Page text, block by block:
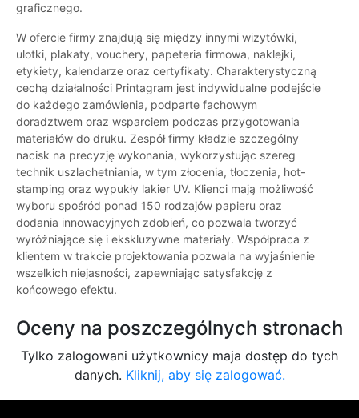
graficznego.
W ofercie firmy znajdują się między innymi wizytówki,
ulotki, plakaty, vouchery, papeteria firmowa, naklejki,
etykiety, kalendarze oraz certyfikaty. Charakterystyczną
cechą działalności Printagram jest indywidualne podejście
do każdego zamówienia, podparte fachowym
doradztwem oraz wsparciem podczas przygotowania
materiałów do druku. Zespół firmy kładzie szczególny
nacisk na precyzję wykonania, wykorzystując szereg
technik uszlachetniania, w tym złocenia, tłoczenia, hot-
stamping oraz wypukły lakier UV. Klienci mają możliwość
wyboru spośród ponad 150 rodzajów papieru oraz
dodania innowacyjnych zdobień, co pozwala tworzyć
wyróżniające się i ekskluzywne materiały. Współpraca z
klientem w trakcie projektowania pozwala na wyjaśnienie
wszelkich niejasności, zapewniając satysfakcję z
końcowego efektu.
Oceny na poszczególnych stronach
Tylko zalogowani użytkownicy maja dostęp do tych
danych. Kliknij, aby się zalogować.